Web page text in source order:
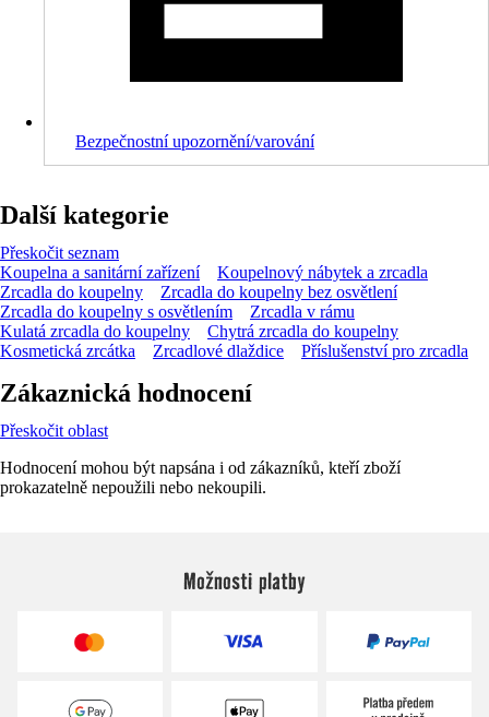
Bezpečnostní upozornění/varování
Další kategorie
Přeskočit seznam
Koupelna a sanitární zařízení
Koupelnový nábytek a zrcadla
Zrcadla do koupelny
Zrcadla do koupelny bez osvětlení
Zrcadla do koupelny s osvětlením
Zrcadla v rámu
Kulatá zrcadla do koupelny
Chytrá zrcadla do koupelny
Kosmetická zrcátka
Zrcadlové dlaždice Příslušenství pro zrcadla
Zákaznická hodnocení
Přeskočit oblast
Hodnocení mohou být napsána i od zákazníků, kteří zboží
prokazatelně nepoužili nebo nekoupili.
Možnosti platby